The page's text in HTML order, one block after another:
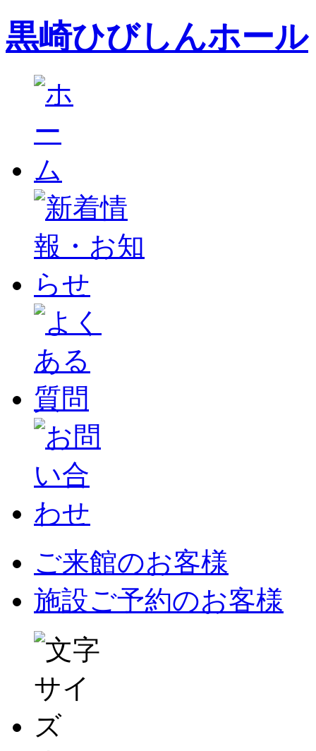
黒崎ひびしんホール
ご来館のお客様
施設ご予約のお客様